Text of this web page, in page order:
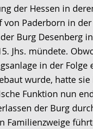
der Hessen in
von Paderborn in
Burg Desenberg
Jhs. mündete.
in der Folge
wurde, hatte
Funktion nun
der Burg
Familienzweige